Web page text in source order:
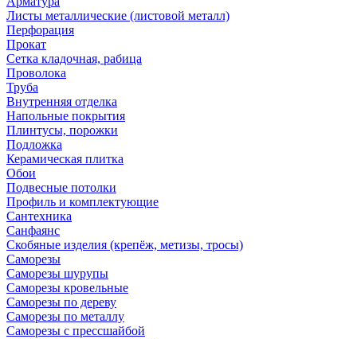
Листы металлические (листовой металл)
Перфорация
Прокат
Сетка кладочная, рабица
Проволока
Труба
Внутренняя отделка
Напольные покрытия
Плинтусы, порожки
Подложка
Керамическая плитка
Обои
Подвесные потолки
Профиль и комплектующие
Сантехника
Санфаянс
Скобяные изделия (крепёж, метизы, тросы)
Саморезы
Саморезы шурупы
Саморезы кровельные
Саморезы по дереву
Саморезы по металлу
Саморезы с прессшайбой